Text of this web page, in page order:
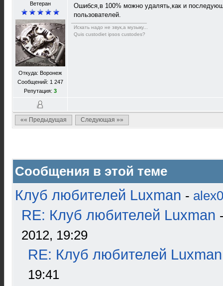
Ветеран
Откуда: Воронеж
Сообщений: 1 247
Репутация: 3
Ошибся,в 100% можно удалять,как и
пользователей.
Искать надо не звук,а музыку...
Quis custodiet ipsos custodes?
«« Предыдущая Следующая »»
Сообщения в этой теме
Клуб любителей Luxman -
RE: Клуб любителей Luxman
2012, 19:29
RE: Клуб любителей Luxman
19:41